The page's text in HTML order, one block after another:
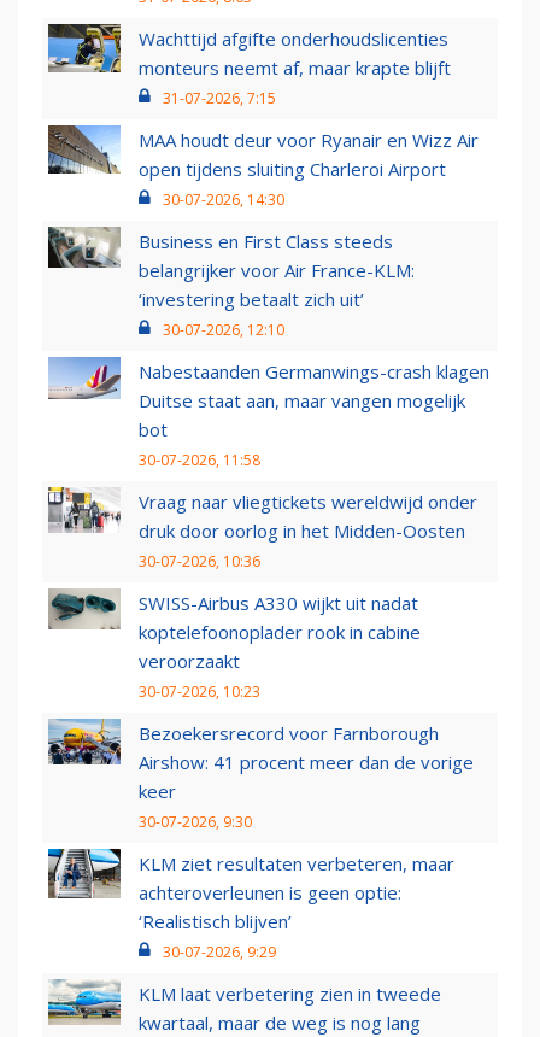
Wachttijd afgifte onderhoudslicenties
monteurs neemt af, maar krapte blijft
31-07-2026, 7:15
MAA houdt deur voor Ryanair en Wizz Air
open tijdens sluiting Charleroi Airport
30-07-2026, 14:30
Business en First Class steeds
belangrijker voor Air France-KLM:
‘investering betaalt zich uit’
30-07-2026, 12:10
Nabestaanden Germanwings-crash klagen
Duitse staat aan, maar vangen mogelijk
bot
30-07-2026, 11:58
Vraag naar vliegtickets wereldwijd onder
druk door oorlog in het Midden-Oosten
30-07-2026, 10:36
SWISS-Airbus A330 wijkt uit nadat
koptelefoonoplader rook in cabine
veroorzaakt
30-07-2026, 10:23
Bezoekersrecord voor Farnborough
Airshow: 41 procent meer dan de vorige
keer
30-07-2026, 9:30
KLM ziet resultaten verbeteren, maar
achteroverleunen is geen optie:
‘Realistisch blijven’
30-07-2026, 9:29
KLM laat verbetering zien in tweede
kwartaal, maar de weg is nog lang